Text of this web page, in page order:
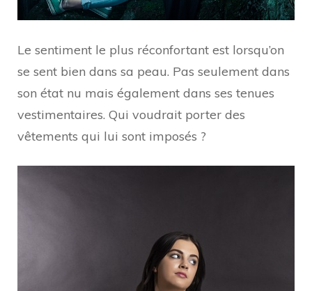
Le sentiment le plus réconfortant est lorsqu’on
se sent bien dans sa peau. Pas seulement dans
son état nu mais également dans ses tenues
vestimentaires. Qui voudrait porter des
vêtements qui lui sont imposés ?